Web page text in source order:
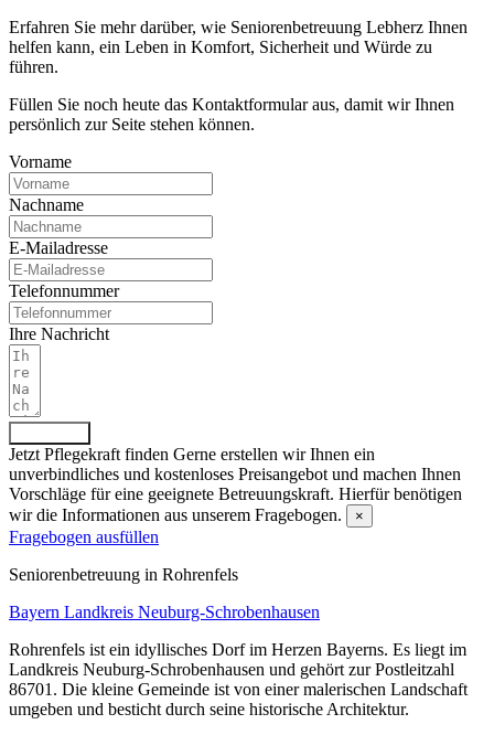
Erfahren Sie mehr darüber, wie Seniorenbetreuung Lebherz Ihnen
helfen kann, ein Leben in Komfort, Sicherheit und Würde zu
führen.
Füllen Sie noch heute das Kontaktformular aus, damit wir Ihnen
persönlich zur Seite stehen können.
Vorname
Nachname
E-Mailadresse
Telefonnummer
Ihre Nachricht
Jetzt Pflegekraft finden Gerne erstellen wir Ihnen ein
unverbindliches und kostenloses Preisangebot und machen Ihnen
Vorschläge für eine geeignete Betreuungskraft. Hierfür benötigen
wir die Informationen aus unserem Fragebogen.
×
Fragebogen ausfüllen
Senioren­betreuung in Rohrenfels
Bayern Landkreis Neuburg-Schrobenhausen
Rohrenfels ist ein idyllisches Dorf im Herzen Bayerns. Es liegt im
Landkreis Neuburg-Schrobenhausen und gehört zur Postleitzahl
86701. Die kleine Gemeinde ist von einer malerischen Landschaft
umgeben und besticht durch seine historische Architektur.